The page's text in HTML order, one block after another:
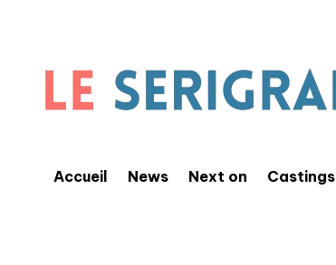
Accueil News Next on Castings